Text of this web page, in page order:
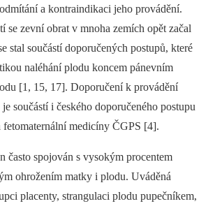
a kontraindikaci jeho provádění.
se zevní obrat v mnoha zemích opět začal
stal součástí doporučených postupů, které
naléhání plodu koncem pánevním
[1, 15, 17]. Doporučení k provádění
součástí i českého doporučeného postupu
fetomaternální medicíny ČGPS [4].
spojován s vysokým procentem
ohrožením matky i plodu. Uváděná
placenty, strangulaci plodu pupečníkem,